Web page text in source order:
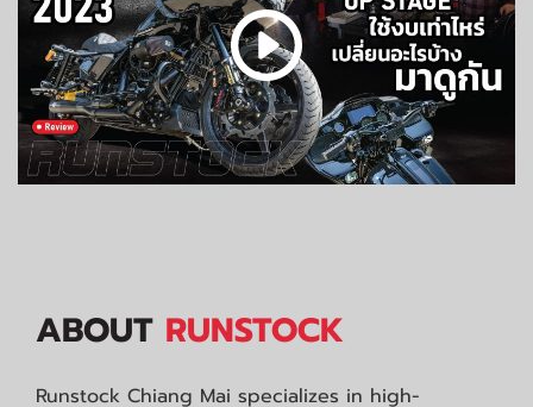
ABOUT RUNSTOCK
Runstock Chiang Mai specializes in high-